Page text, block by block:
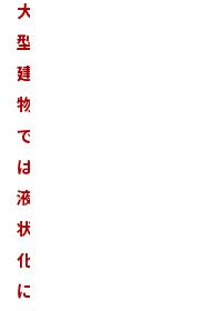
大
型
建
物
で
は
液
状
化
に